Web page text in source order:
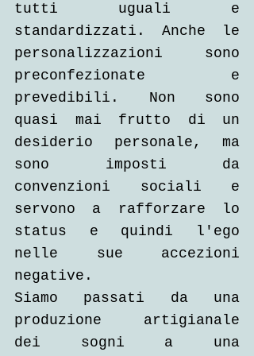
tutti uguali e
standardizzati. Anche le
personalizzazioni sono
preconfezionate e
prevedibili. Non sono
quasi mai frutto di un
desiderio personale, ma
sono imposti da
convenzioni sociali e
servono a rafforzare lo
status e quindi l'ego
nelle sue accezioni
negative.
Siamo passati da una
produzione artigianale
dei sogni a una